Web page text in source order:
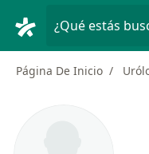
¿Qué estás
Página De Inicio